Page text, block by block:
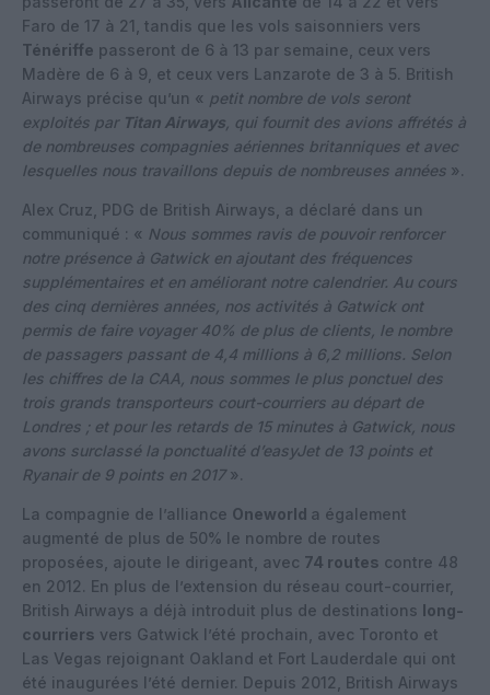
Faro de 17 à 21, tandis que les vols saisonniers vers
Ténériffe passeront de 6 à 13 par semaine, ceux vers
Madère de 6 à 9, et ceux vers Lanzarote de 3 à 5. British
Airways précise qu’un « petit nombre de vols seront
exploités par Titan Airways , qui fournit des avions affrétés à
de nombreuses compagnies aériennes britanniques et avec
lesquelles nous travaillons depuis de nombreuses années ».
Alex Cruz, PDG de British Airways, a déclaré dans un
communiqué : « Nous sommes ravis de pouvoir renforcer
notre présence à Gatwick en ajoutant des fréquences
supplémentaires et en améliorant notre calendrier. Au cours
des cinq dernières années, nos activités à Gatwick ont ​​
permis de faire voyager 40% de plus de clients, le nombre
de passagers passant de 4,4 millions à 6,2 millions. Selon
les chiffres de la CAA, nous sommes le plus ponctuel des
trois grands transporteurs court-courriers au départ de
Londres ; et pour les retards de 15 minutes à Gatwick, nous
avons surclassé la ponctualité d’easyJet de 13 points et
Ryanair de 9 points en 2017».
La compagnie de l’alliance Oneworld a également
augmenté de plus de 50% le nombre de routes
proposées, ajoute le dirigeant, avec 74 routes contre 48
en 2012. En plus de l’extension du réseau court-courrier,
British Airways a déjà introduit plus de destinations long-
courriers vers Gatwick l’été prochain, avec Toronto et
Las Vegas rejoignant Oakland et Fort Lauderdale qui ont
été inaugurées l’été dernier. Depuis 2012, British Airways